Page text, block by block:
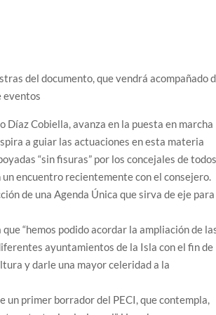
del documento, que vendrá acompañado
eventos
Díaz Cobiella, avanza en la puesta en marcha
a guiar las actuaciones en esta materia
“sin fisuras” por los concejales de todos
encuentro recientemente con el consejero.
de una Agenda Única que sirva de eje para
“hemos podido acordar la ampliación de
ayuntamientos de la Isla con el fin de
y darle una mayor celeridad a la
un primer borrador del PECI, que contempla,